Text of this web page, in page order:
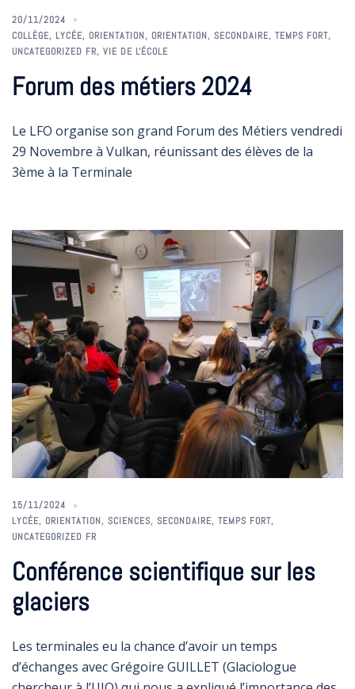
20/11/2024
COLLÈGE, LYCÉE, ORIENTATION, ORIENTATION, SECONDAIRE, TEMPS FORT,
UNCATEGORIZED FR, VIE DE L'ÉCOLE
Forum des métiers 2024
Le LFO organise son grand Forum des Métiers vendredi
29 Novembre à Vulkan, réunissant des élèves de la
3ème à la Terminale
15/11/2024
LYCÉE, ORIENTATION, SCIENCES, SECONDAIRE, TEMPS FORT,
UNCATEGORIZED FR
Conférence scientifique sur les
glaciers
Les terminales eu la chance d’avoir un temps
d’échanges avec Grégoire GUILLET (Glaciologue